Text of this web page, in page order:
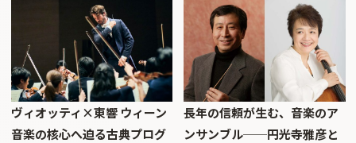
ヴィオッティ×東響 ウィーン
音楽の核心へ迫る古典プログ
長年の信頼が生む、音楽のア
ンサンブル──円光寺雅彦と